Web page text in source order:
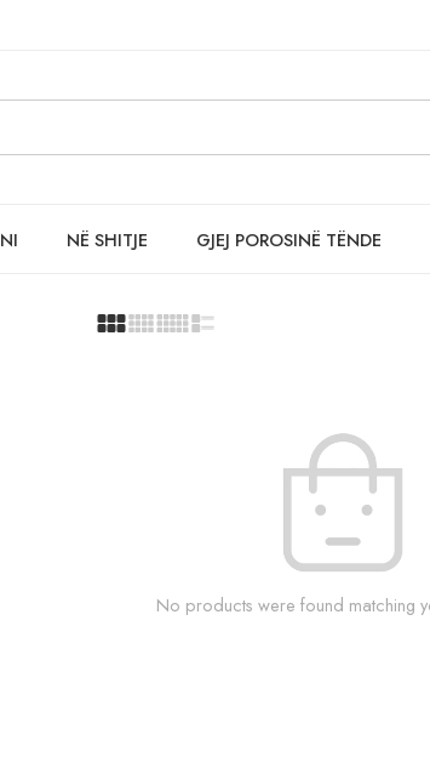
NË SHITJE GJEJ POROSINË TËNDE
No products were found matching